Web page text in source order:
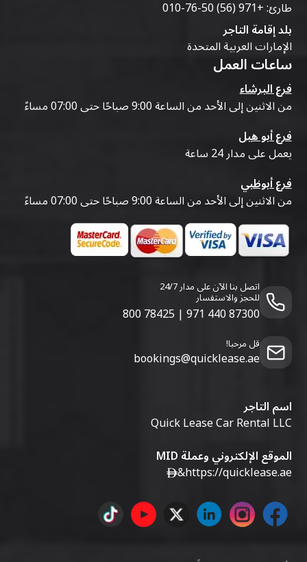
طارئ:+971 (56) 50-76-010
بلد إقامة التاجر
الإمارات العربية المتحدة
ساعات العمل
فرع البرشاء
من الاثنين إلى الأحد من الساعة 9:00 صباحًا حتى 07:00 مساءً
فرع أبو هيل
يعمل على مدار 24 ساعة
فرع أبوظبي
من الاثنين إلى الأحد من الساعة 9:00 صباحًا حتى 07:00 مساءً
اتصل بنا الآن على مدار 24/7
للحجز والاستفسار
800 78425 | 971 440 87300
قل مرحبا!
bookings@quicklease.ae
اسم التاجر
Quick Lease Car Rental LLC
الموقع الإلكتروني وعملة MID
https://quicklease.ae
&